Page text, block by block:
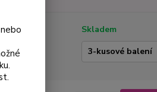
Skladem